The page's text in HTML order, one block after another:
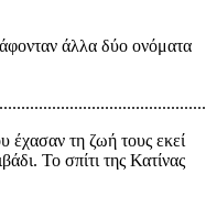
άλλα δύο ονόματα
έχασαν τη ζωή τους εκεί
Το σπίτι της Κατίνας